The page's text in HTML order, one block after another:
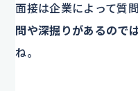
面接は企業によって質
問や深掘りがあるので
ね。